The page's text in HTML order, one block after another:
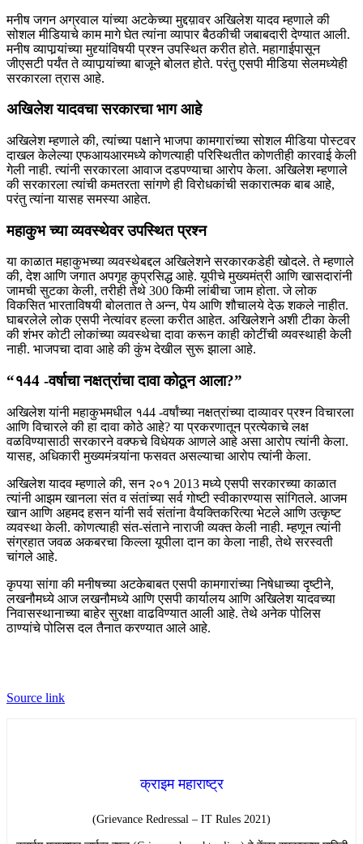
मनीष जगन अग्रवाल यांच्या अटकेच्या मुद्दय़ावर अखिलेश यादव म्हणाले की
सोशल मीडियाचे काम मागे घेत त्यांना व्यापार बैठकीची जबाबदारी देण्यात आली.
मनीष व्यापार्‍यांच्या मुद्द्यांविषयी प्रश्न उपस्थित करीत होते. महागाईपासून
जीएसटी पर्यंत ते व्यापार्‍यांच्या बाजूने बोलत होते. परंतु एसपी मीडिया सेलमध्येही
सरकारला त्रास आहे.
अखिलेश यादवचा सरकारचा भाग आहे
अखिलेश म्हणाले की, त्यांच्या पक्षाने भाजपा कामगारांच्या सोशल मीडिया पोस्टवर
दाखल केलेल्या एफआयआरमध्ये कोणत्याही परिस्थितीत कोणतीही कारवाई केली
गेली नाही. त्यांनी सरकारला आवाज दडपण्याचा आरोप केला. अखिलेश म्हणाले
की सरकारला त्यांची कमतरता सांगणे ही विरोधकांची सकारात्मक बाब आहे,
परंतु त्यांना यासह समस्या आहेत.
महाकुभ च्या व्यवस्थेवर उपस्थित प्रश्न
या काळात महाकुभच्या व्यवस्थेबद्दल अखिलेशने सरकारकडेही खोदले. ते म्हणाले
की, देश आणि जगात अपगृह ​​कुप्रसिद्ध आहे. यूपीचे मुख्यमंत्री आणि खासदारांनी
जामची सुटका केली, तरीही तेथे 300 किमी लांबीचा जाम होता. जे लोक
विकसित भारताविषयी बोलतात ते अन्न, पेय आणि शौचालये देऊ शकले नाहीत.
घाबरलेले लोक एसपी नेत्यांवर हल्ला करीत आहेत. अखिलेशने अशी टीका केली
की शंभर कोटी लोकांच्या व्यवस्थेचा दावा करून काही कोटींची व्यवस्थाही केली
नाही. भाजपचा दावा आहे की कुंभ देखील सुरू झाला आहे.
“१44 -वर्षाचा नक्षत्रांचा दावा कोठून आला?”
अखिलेश यांनी महाकुभमधील १44 -वर्षांच्या नक्षत्रांच्या दाव्यावर प्रश्न विचारला
आणि विचारले की हा दावा कोठे आहे? या प्रकरणातून प्रत्येकाचे लक्ष
वळविण्यासाठी सरकारने वक्फचे विधेयक आणले आहे असा आरोप त्यांनी केला.
यासह, अधिकारी मुख्यमंत्र्यांना फसवत असल्याचा आरोप त्यांनी केला.
अखिलेश यादव म्हणाले की, सन २०१ 2013 मध्ये एसपी सरकारच्या काळात
त्यांनी आझम खानला संत व संतांच्या सर्व गोष्टी स्वीकारण्यास सांगितले. आजम
खान आणि अहमद हसन यांनी सर्व संतांना वैयक्तिकरित्या भेटले आणि उत्कृष्ट
व्यवस्था केली. कोणत्याही संत-संताने नाराजी व्यक्त केली नाही. म्हणून त्यांनी
संग्रहात जवळ अकबरचा किल्ला यूपीला दान का केला नाही, तेथे सरस्वती
चांगले आहे.
कृपया सांगा की मनीषच्या अटकेबाबत एसपी कामगारांच्या निषेधाच्या दृष्टीने,
लखनौमध्ये आज लखनौमध्ये आणि एसपी कार्यालय आणि अखिलेश यादवच्या
निवासस्थानाच्या बाहेर सुरक्षा वाढविण्यात आली आहे. तेथे अनेक पोलिस
ठाण्यांचे पोलिस दल तैनात करण्यात आले आहे.
Source link
क्राइम महाराष्ट्र
(Grievance Redressal – IT Rules 2021)